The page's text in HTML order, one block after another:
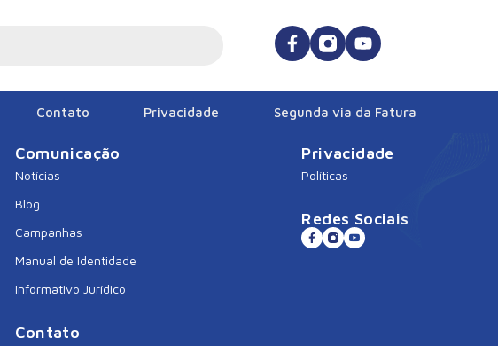
Contato Privacidade Segunda via da Fatura
Comunicação
Notícias
Blog
Campanhas
Manual de Identidade
Informativo Jurídico
Contato
Privacidade
Políticas
Redes Sociais